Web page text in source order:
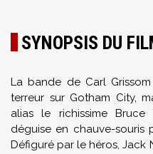
SYNOPSIS DU
La bande de Carl
terreur sur Gotham City,
alias le richissime
déguise en chauve-souris
Défiguré par le héros, Jack